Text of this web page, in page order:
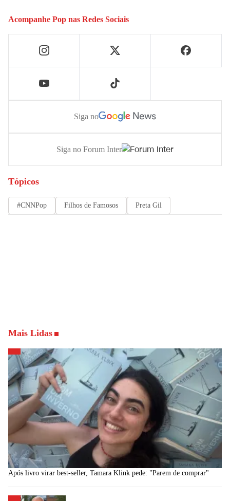
Acompanhe Pop nas Redes Sociais
Siga no
Siga no Forum Inter
Tópicos
#CNNPop Filhos de Famosos Preta Gil
Mais Lidas
Após livro virar best-seller, Tamara Klink pede: "Parem de comprar"